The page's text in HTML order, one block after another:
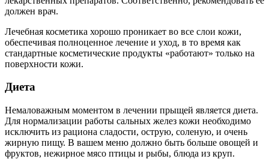
должен врач.
Лечебная косметика хорошо проникает во все слои кожи,
обеспечивая полноценное лечение и уход, в то время как
стандартные косметические продукты «работают» только на
поверхности кожи.
Диета
Немаловажным моментом в лечении прыщей является диета.
Для нормализации работы сальных желез кожи необходимо
исключить из рациона сладости, острую, соленую, и очень
жирную пищу. В вашем меню должно быть больше овощей и
фруктов, нежирное мясо птицы и рыбы, блюда из круп.